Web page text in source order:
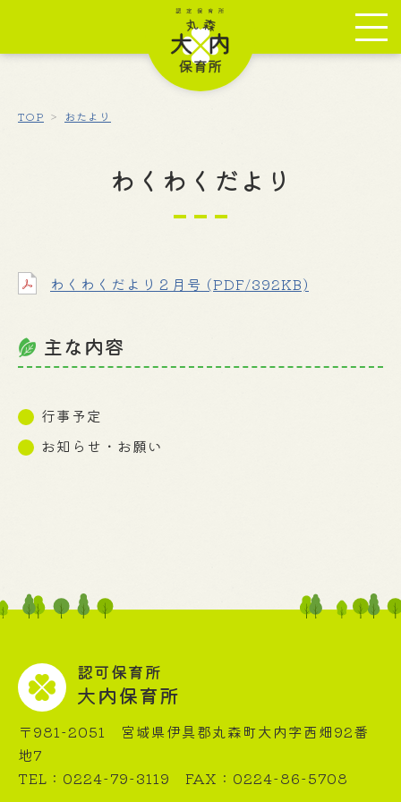
TOP おたより
わくわくだより
わくわくだより２月号 (PDF/392KB)
主な内容
行事予定
お知らせ・お願い
認可保育所
大内保育所
〒981-2051 宮城県伊具郡丸森町大内字西畑92番
地7
TEL：0224-79-3119 FAX：0224-86-5708